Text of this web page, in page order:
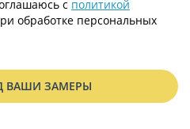
с политикой
обработке персональных
ВАШИ ЗАМЕРЫ